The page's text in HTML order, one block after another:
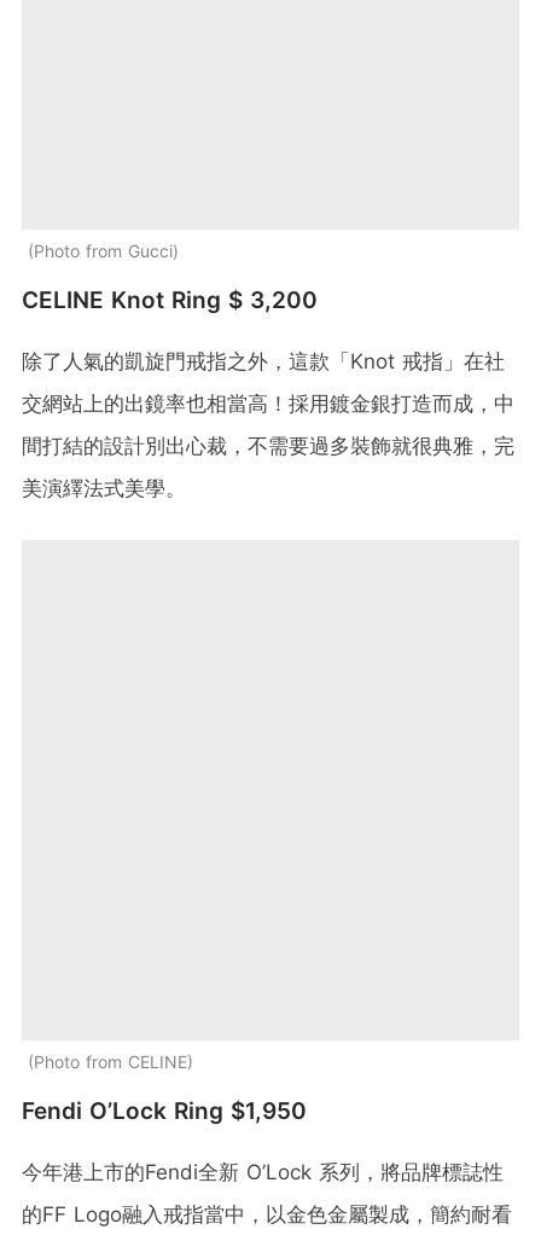
Photo from Gucci
CELINE Knot Ring $ 3,200
除了人氣的凱旋門戒指之外，這款「Knot 戒指」在社
交網站上的出鏡率也相當高！採用鍍金銀打造而成，中
間打結的設計別出心裁，不需要過多裝飾就很典雅，完
美演繹法式美學。
Photo from CELINE
Fendi O’Lock Ring $1,950
今年港上市的Fendi全新 O’Lock 系列，將品牌標誌性
的FF Logo融入戒指當中，以金色金屬製成，簡約耐看